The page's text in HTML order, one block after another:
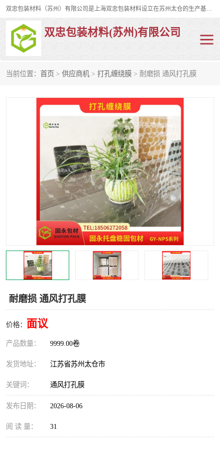
双忠包装材料（苏州）有限公司是上海双忠包装材料设立在苏州太仓的生产基地，占地约2万平米，产品主要有打孔缠绕膜，拉伸蜂窝纸，集装箱充气袋，滑托板，打包带，裹包网兜，防滑纸等箱体和托盘的运输和保护性包材。固永包材®，GooYon Pack®，是我们保护性包装材料的专属品牌。
双忠包装材料(苏州)有限公司
当前位置： 首页 > 供应商机 > 打孔缠绕膜 > 耐磨损 通风打孔膜
耐磨损 通风打孔膜
价格： 面议
产品数量： 9999.00卷
发货地址： 江苏省苏州太仓市
关键词： 通风打孔膜
发布日期： 2026-08-06
阅 读 量： 31
裹包网兜 纤维打包带
充气袋
缠绕膜
托盘裹包网兜
托盘捆绑带